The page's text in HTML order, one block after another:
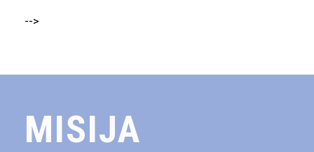
-->
MISIJA